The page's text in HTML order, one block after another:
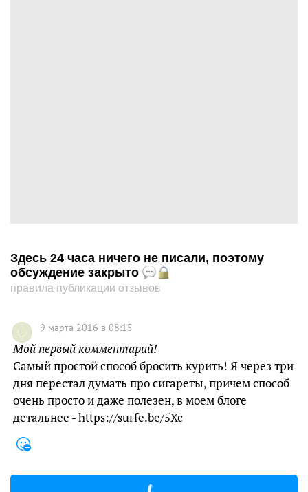
Здесь 24 часа ничего не писали, поэтому
обсуждение закрыто
правила публикации отзывов
9 марта 2016 в 08:15
Мой первый комментарий!
Самый простой способ бросить курить! Я через три
дня перестал думать про сигареты, причем способ
очень просто и даже полезен, в моем блоге
детальнее - https://surfe.be/5Xc